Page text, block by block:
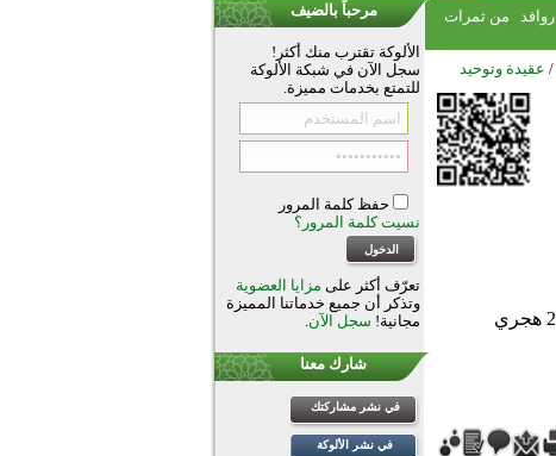
روافد
من ثمرات
/ عقيدة وتوحيد
مرحباً بالضيف
الألوكة تقترب منك أكثر!
سجل الآن في شبكة الألوكة
للتمتع بخدمات مميزة.
حفظ كلمة المرور
نسيت كلمة المرور؟
تعرّف أكثر على مزايا العضوية
وتذكر أن جميع خدماتنا المميزة
مجانية! سجل الآن.
شارك معنا
في نشر مشاركتك
في نشر الألوكة